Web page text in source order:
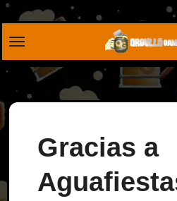
Saltar
Gracias a